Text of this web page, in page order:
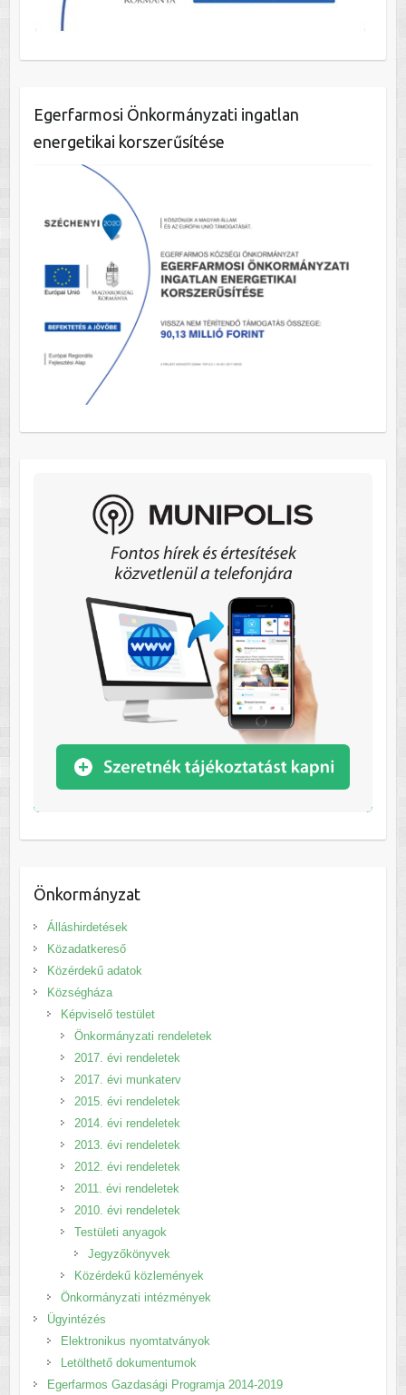
Egerfarmosi Önkormányzati ingatlan
energetikai korszerűsítése
Önkormányzat
Álláshirdetések
Közadatkereső
Közérdekű adatok
Községháza
Képviselő testület
Önkormányzati rendeletek
2017. évi rendeletek
2017. évi munkaterv
2015. évi rendeletek
2014. évi rendeletek
2013. évi rendeletek
2012. évi rendeletek
2011. évi rendeletek
2010. évi rendeletek
Testületi anyagok
Jegyzőkönyvek
Közérdekű közlemények
Önkormányzati intézmények
Ügyintézés
Elektronikus nyomtatványok
Letölthető dokumentumok
Egerfarmos Gazdasági Programja 2014-2019